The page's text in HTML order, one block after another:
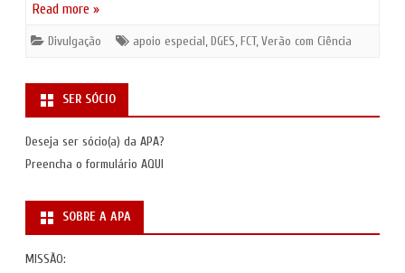
Read more »
Divulgação apoio especial,DGES,FCT,Verão com Ciência
SER SÓCIO
Deseja ser sócio(a) da APA?
Preencha o formulário AQUI
SOBRE A APA
MISSÃO: